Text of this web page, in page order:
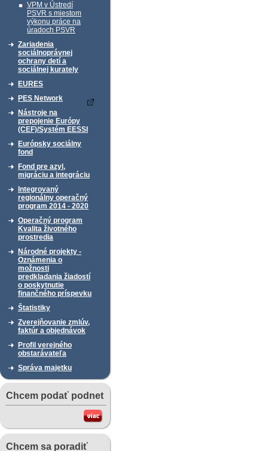
VPM v Ústredí
PSVR s miestom
výkonu práce na
úradoch PSVR
Zariadenia
sociálnoprávnej
ochrany detí a
sociálnej kurately
EURES
PES Network
Nástroje na
prepojenie Európy
(CEF)/Systém EESSI
Európsky sociálny
fond
Fond pre azyl,
migráciu a integráciu
Integrovaný
regionálny operačný
program 2014 - 2020
Operačný program
Kvalita životného
prostredia
Národné projekty -
Oznámenia o
možnosti
predkladania žiadostí
o poskytnutie
finančného príspevku
Štatistiky
Zverejňovanie zmlúv,
faktúr a objednávok
Profil verejného
obstarávateľa
Správa majetku
Chcem podať podnet
Chcem sa poradiť